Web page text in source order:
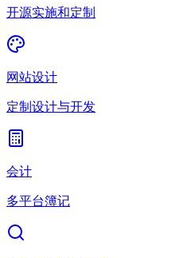
开源实施和定制
网站设计
定制设计与开发
会计
多平台簿记